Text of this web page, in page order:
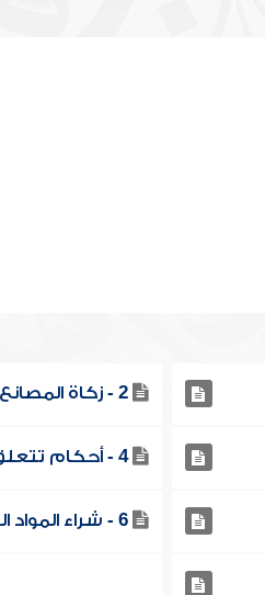
2 - زكاة المصانع
4 - أحكام تتعلق بصرف الزكاة للفقير
6 - شراء المواد الدراسية للفقير من الزكاة